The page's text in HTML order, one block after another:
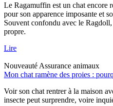
Le Ragamuffin est un chat encore
pour son apparence imposante et
Souvent confondu avec le
propre.
Lire
Nouveauté Assurance animaux
Mon chat ramène des proies :
Voir son chat rentrer à la maison
insecte peut surprendre, voire